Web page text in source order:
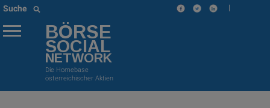
Suche |
BÖRSE
SOCIAL
NETWORK
Die Homebase
österreichischer Aktien